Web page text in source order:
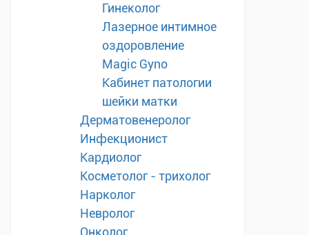
Гинеколог
Лазерное интимное
оздоровление
Magic Gyno
Кабинет патологии
шейки матки
Дерматовенеролог
Инфекционист
Кардиолог
Косметолог - трихолог
Нарколог
Невролог
Онколог